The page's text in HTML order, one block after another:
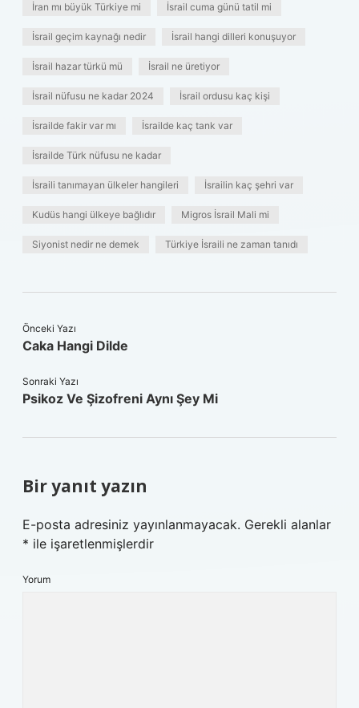
İran mı büyük Türkiye mi İsrail cuma günü tatil mi
İsrail geçim kaynağı nedir İsrail hangi dilleri konuşuyor
İsrail hazar türkü mü İsrail ne üretiyor
İsrail nüfusu ne kadar 2024 İsrail ordusu kaç kişi
İsrailde fakir var mı İsrailde kaç tank var
İsrailde Türk nüfusu ne kadar
İsraili tanımayan ülkeler hangileri İsrailin kaç şehri var
Kudüs hangi ülkeye bağlıdır Migros İsrail Mali mi
Siyonist nedir ne demek Türkiye İsraili ne zaman tanıdı
Önceki Yazı
Caka Hangi Dilde
Sonraki Yazı
Psikoz Ve Şizofreni Aynı Şey Mi
Bir yanıt yazın
E-posta adresiniz yayınlanmayacak. Gerekli alanlar
* ile işaretlenmişlerdir
Yorum